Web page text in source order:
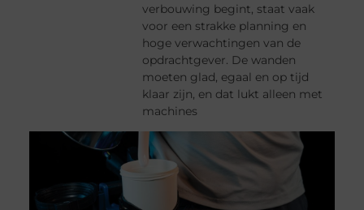
verbouwing begint, staat vaak
voor een strakke planning en
hoge verwachtingen van de
opdrachtgever. De wanden
moeten glad, egaal en op tijd
klaar zijn, en dat lukt alleen met
machines